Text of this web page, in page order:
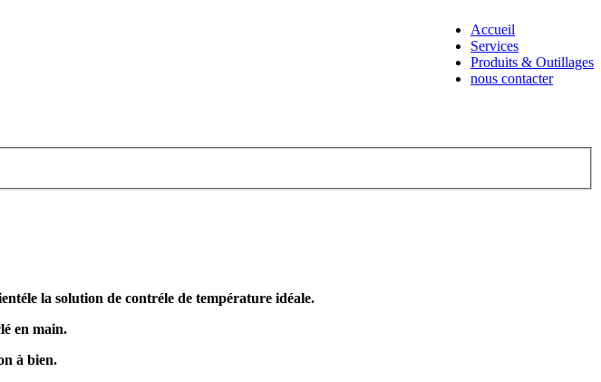
Accueil
Services
Produits & Outillages
nous contacter
la solution de contréle de température idéale.
en main.
à bien.